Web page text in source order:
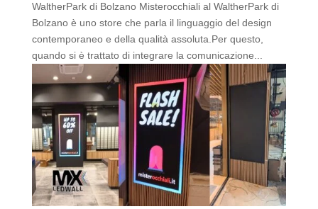
WaltherPark di Bolzano Misterocchiali al WaltherPark di
Bolzano è uno store che parla il linguaggio del design
contemporaneo e della qualità assoluta.Per questo,
quando si è trattato di integrare la comunicazione...